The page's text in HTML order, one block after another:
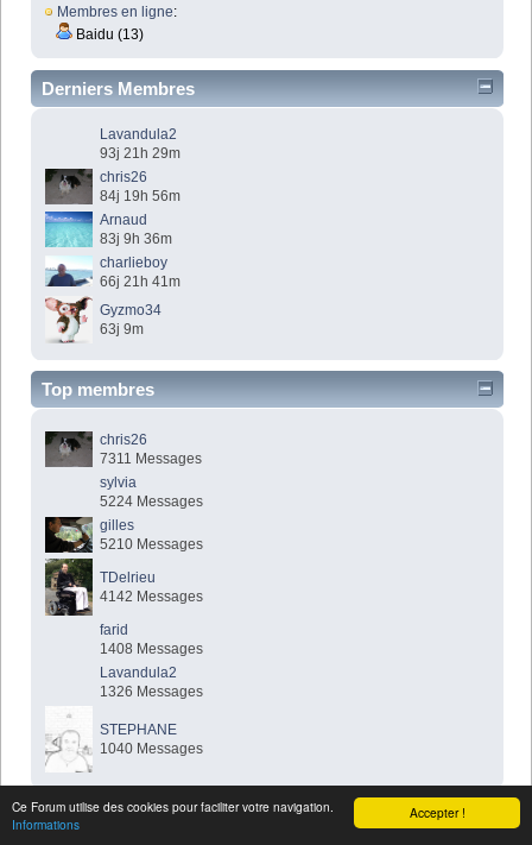
Accepter !
Ce Forum utilise des cookies pour faciliter votre navigation.
Informations
Membres en ligne:
Baidu (13)
Derniers Membres
Lavandula2
93j 21h 29m
chris26
84j 19h 56m
Arnaud
83j 9h 36m
charlieboy
66j 21h 41m
Gyzmo34
63j 9m
Top membres
chris26
7311 Messages
sylvia
5224 Messages
gilles
5210 Messages
TDelrieu
4142 Messages
farid
1408 Messages
Lavandula2
1326 Messages
STEPHANE
1040 Messages